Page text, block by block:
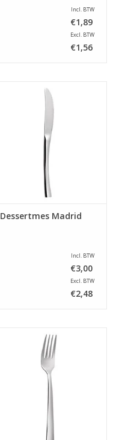
Incl. BTW
€1,89
Excl. BTW
€1,56
Dessertmes Madrid
Incl. BTW
€3,00
Excl. BTW
€2,48